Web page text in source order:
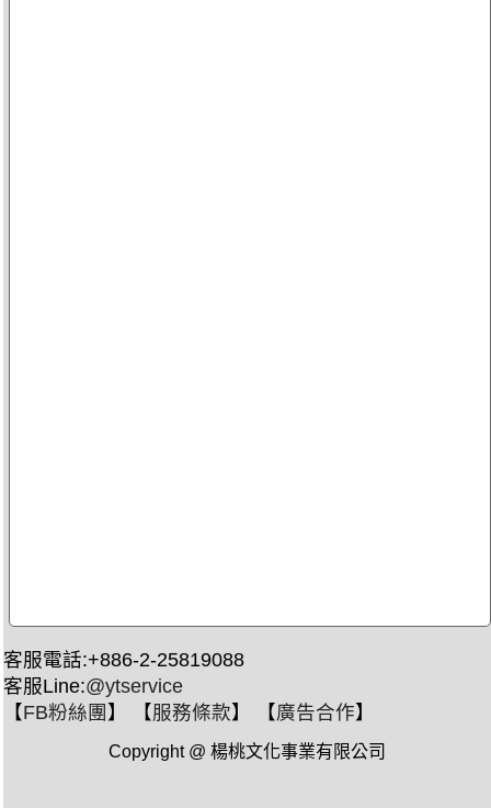
客服電話:+886-2-25819088
客服Line:@ytservice
【FB粉絲團 】 【服務條款】 【廣告合作】
Copyright @ 楊桃文化事業有限公司